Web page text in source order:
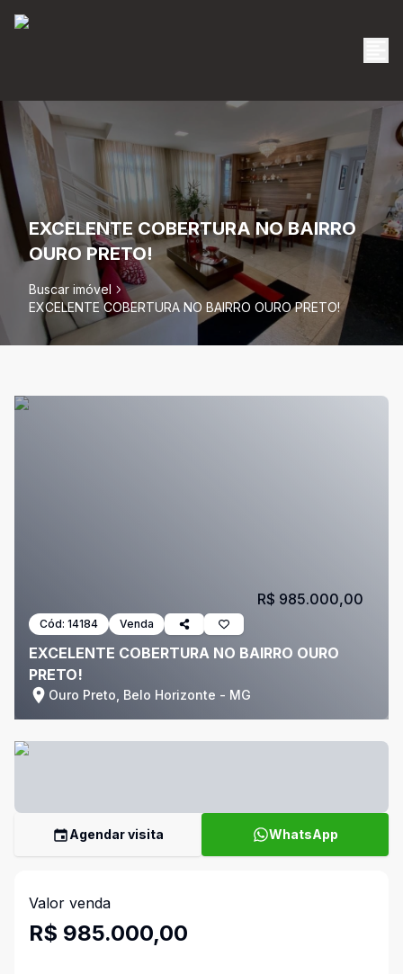
EXCELENTE COBERTURA NO BAIRRO
OURO PRETO!
Buscar imóvel
EXCELENTE COBERTURA NO BAIRRO OURO PRETO!
Cód: 14184 Venda
EXCELENTE COBERTURA NO BAIRRO OURO
PRETO!
Ouro Preto, Belo Horizonte - MG
R$ 985.000,00
Agendar visita WhatsApp
Valor venda
R$ 985.000,00